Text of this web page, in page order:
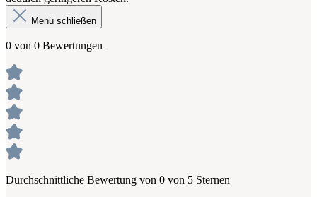
Menü schließen
0 von 0 Bewertungen
Durchschnittliche Bewertung von 0 von 5 Sternen